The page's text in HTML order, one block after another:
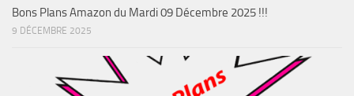
Bons Plans Amazon du Mardi 09 Décembre 2025 !!!
9 DÉCEMBRE 2025